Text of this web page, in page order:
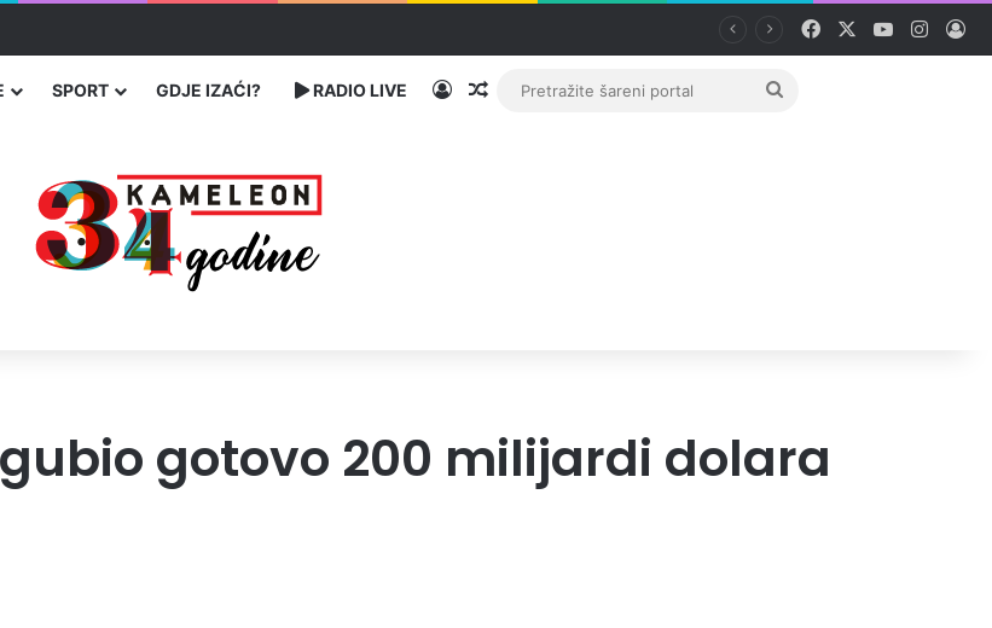
status za Memorijalni centar Srebrenica Facebook YouTube
SPORT GDJE IZAĆI? RADIO LIVE PrijavaRandom članak
Pretražite
gotovo 200 milijardi dolara